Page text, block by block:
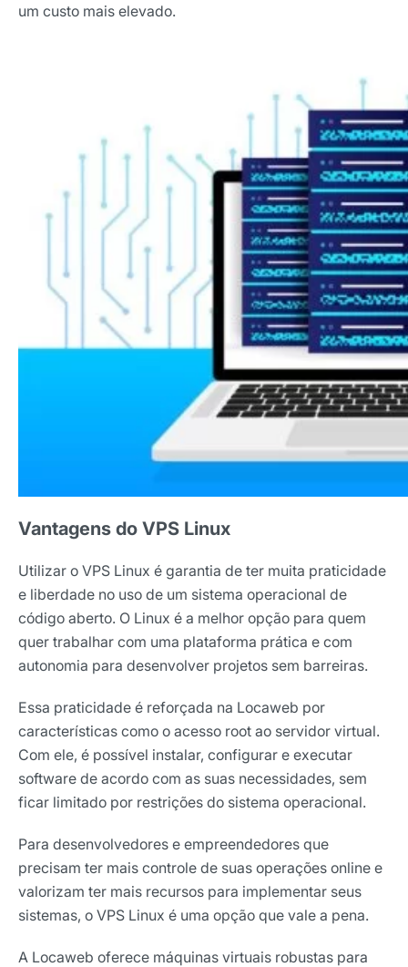
um custo mais elevado.
Vantagens do VPS Linux
Utilizar o VPS Linux é garantia de ter muita praticidade
e liberdade no uso de um sistema operacional de
código aberto. O Linux é a melhor opção para quem
quer trabalhar com uma plataforma prática e com
autonomia para desenvolver projetos sem barreiras.
Essa praticidade é reforçada na Locaweb por
características como o acesso root ao servidor virtual.
Com ele, é possível instalar, configurar e executar
software de acordo com as suas necessidades, sem
ficar limitado por restrições do sistema operacional.
Para desenvolvedores e empreendedores que
precisam ter mais controle de suas operações online e
valorizam ter mais recursos para implementar seus
sistemas, o VPS Linux é uma opção que vale a pena.
A Locaweb oferece máquinas virtuais robustas para